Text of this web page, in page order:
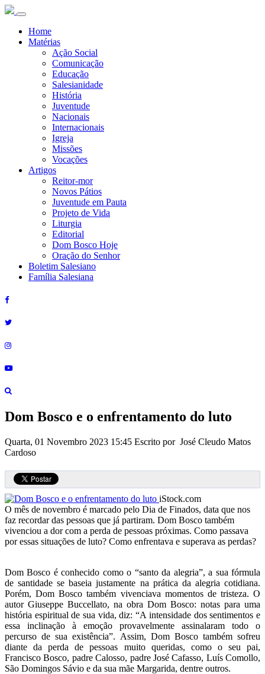
Home
Matérias
Ação Social
Comunicação
Educação
Salesianidade
História
Juventude
Nacionais
Internacionais
Igreja
Missões
Vocações
Artigos
Reitor-mor
Novos Pátios
Juventude em Pauta
Projeto de Vida
Liturgia
Editorial
Dom Bosco Hoje
Oração do Senhor
Boletim Salesiano
Família Salesiana
Dom Bosco e o enfrentamento do luto
Quarta, 01 Novembro 2023 15:45 Escrito por José Cleudo Matos
Cardoso
iStock.com
O mês de novembro é marcado pelo Dia de Finados, data que nos
faz recordar das pessoas que já partiram. Dom Bosco também
vivenciou a dor com a perda de pessoas próximas. Como passava
por essas situações de luto? Como enfrentava e superava as perdas?
Dom Bosco é conhecido como o “santo da alegria”, a sua fórmula
de santidade se baseia justamente na prática da alegria cotidiana.
Porém, Dom Bosco também vivenciava momentos de tristeza. O
autor Giuseppe Buccellato, na obra Dom Bosco: notas para uma
história espiritual de sua vida, diz: “A intensidade dos sentimentos e
essa inclinação à emoção provavelmente assinalaram todo o
percurso de sua existência”. Assim, Dom Bosco também sofreu
diante da perda de pessoas muito queridas, como o seu pai,
Francisco Bosco, padre Calosso, padre José Cafasso, Luís Comollo,
São Domingos Sávio e da sua mãe Margarida, dentre outros.